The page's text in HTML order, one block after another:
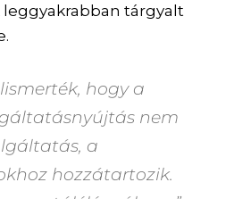
leggyakrabban tárgyalt
hogy a
nem
a
hozzátartozik.